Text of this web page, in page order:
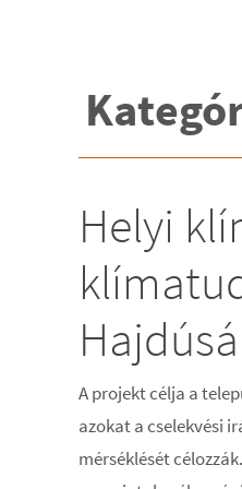
Helyi
A projekt célja a
azokat a cselekvési
mérséklését